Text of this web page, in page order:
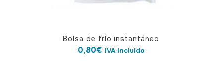
Bolsa de frío instantáneo
0,80€ IVA incluido